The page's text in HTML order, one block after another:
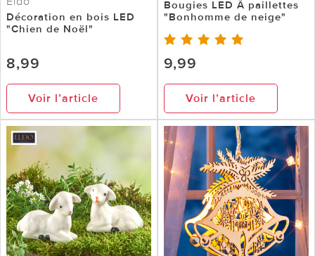
Décoration en bois LED
"Chien de Noël"
8,99
Voir l’article
Bougies LED Ã paillettes
"Bonhomme de neige"
9,99
Voir l’article